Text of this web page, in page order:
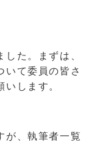
した。まずは、
て委員の皆さ
します。
が、執筆者一覧